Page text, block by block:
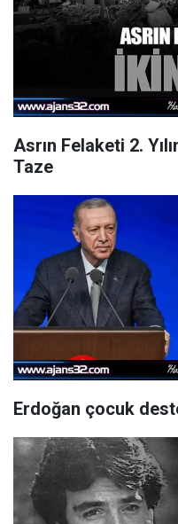
Asrın Felaketi 2.
Taze
Erdoğan çocuk